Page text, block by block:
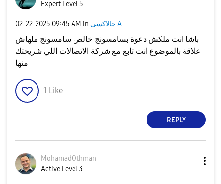
Expert Level 5
‎02-22-2025 09:45 AM in جالاكسى A
باشا انت ملكش دعوة بسامسونج خالص سامسونج ملهاش
علاقة بالموضوع انت تابع مع شركة الاتصالات اللي شريحتك
منها
1 Like
REPLY
MohamadOthman
Active Level 3